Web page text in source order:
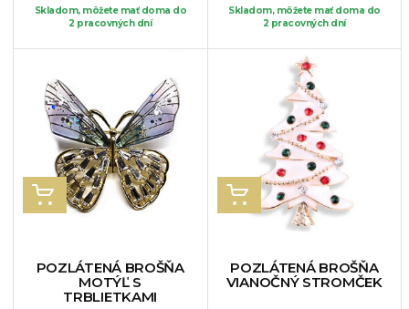
červenými krištálikmi.
Prekrásny kúsok, ktorý si
kúsok oblečenia.
Skladom, môžete mať doma do
2 pracovných dní
elegantný šperk, ktorý si
zamilujete. Brošňu si
obľúbené sako, blúzku, či
sveter.
Skladom, môžete mať doma do
2 pracovných dní
VLOŽIŤ DO KOŠÍKA
POZLÁTENÁ BROŠŇA
MOTÝĽ S
TRBLIETKAMI
VLOŽIŤ DO KOŠÍKA
POZLÁTENÁ BROŠŇA
VIANOČNÝ STROMČEK